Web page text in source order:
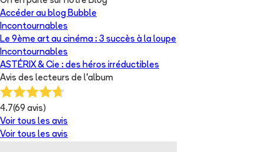
Accéder au blog Bubble
Incontournables
Le 9ème art au cinéma : 3 succès à la loupe
Incontournables
ASTÉRIX & Cie : des héros irréductibles
Avis des lecteurs de l'album
4.7(69 avis)
Voir tous les avis
Voir tous les avis